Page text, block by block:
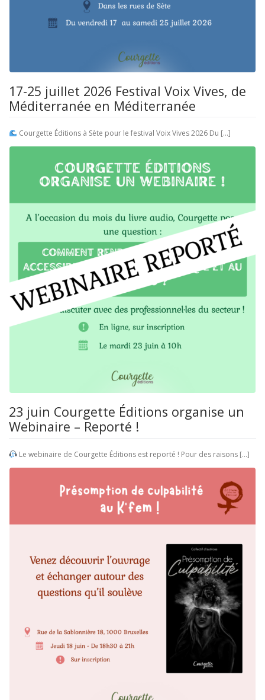
17-25 juillet 2026 Festival Voix Vives, de
Méditerranée en Méditerranée
Courgette Éditions à Sète pour le festival Voix Vives 2026 Du […]
23 juin Courgette Éditions organise un
Webinaire – Reporté !
Le webinaire de Courgette Éditions est reporté ! Pour des raisons […]